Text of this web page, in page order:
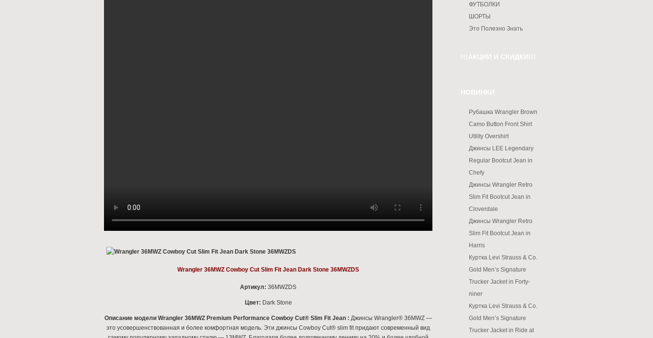
Wrangler 36MWZ Cowboy Cut Slim Fit Jean Dark Stone 36MWZDS
Артикул: 36MWZDS
Цвет: Dark Stone
Описание модели Wrangler 36MWZ Premium Performance Cowboy Cut® Slim Fit Jean : Джинсы Wrangler® 36MWZ —
это усовершенствованная и более комфортная модель. Эти джинсы Cowboy Cut® slim fit придают современный вид
ФУТБОЛКИ
ШОРТЫ
Это Полезно Знать
!!!АКЦИИ И СКИДКИ!!!
НОВИНКИ
Рубашка Wrangler Brown
Camo Button Front Shirt
Utility Overshirt
Джинсы LEE Legendary
Regular Bootcut Jean in
Chefy
Джинсы Wrangler Retro
Slim Fit Bootcut Jean in
Cloverdale
Джинсы Wrangler Retro
Slim Fit Bootcut Jean in
Harris
Куртка Levi Strauss & Co.
Gold Men’s Signature
Trucker Jacket in Forty-
niner
Куртка Levi Strauss & Co.
Gold Men’s Signature
Trucker Jacket in Ride at